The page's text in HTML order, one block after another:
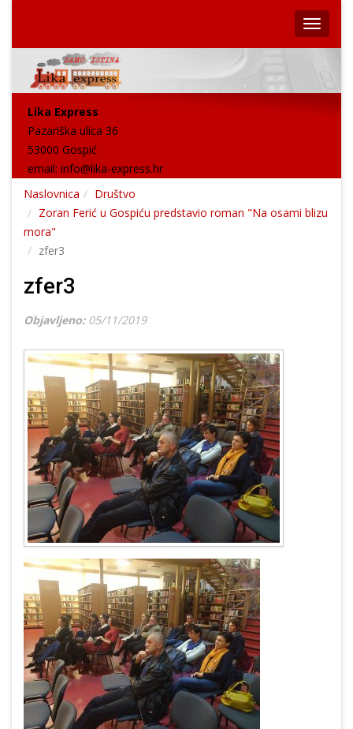
Lika Express
Pazariška ulica 36
53000 Gospić
email: info@lika-express.hr
Naslovnica
Društvo
Zoran Ferić u Gospiću predstavio roman "Na osami blizu
mora"
zfer3
zfer3
Objavljeno: 05/11/2019